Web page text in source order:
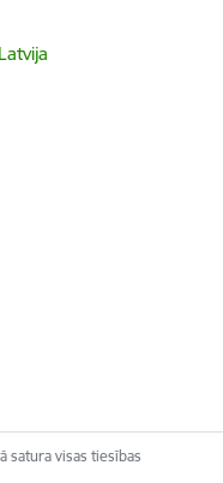
satura visas tiesības